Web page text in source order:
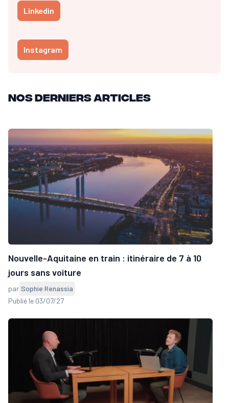
Linkedin
Instagram
Nos derniers articles
Nouvelle-Aquitaine en train : itinéraire de 7 à 10
jours sans voiture
par Sophie Renassia
Publié le 03/07/27